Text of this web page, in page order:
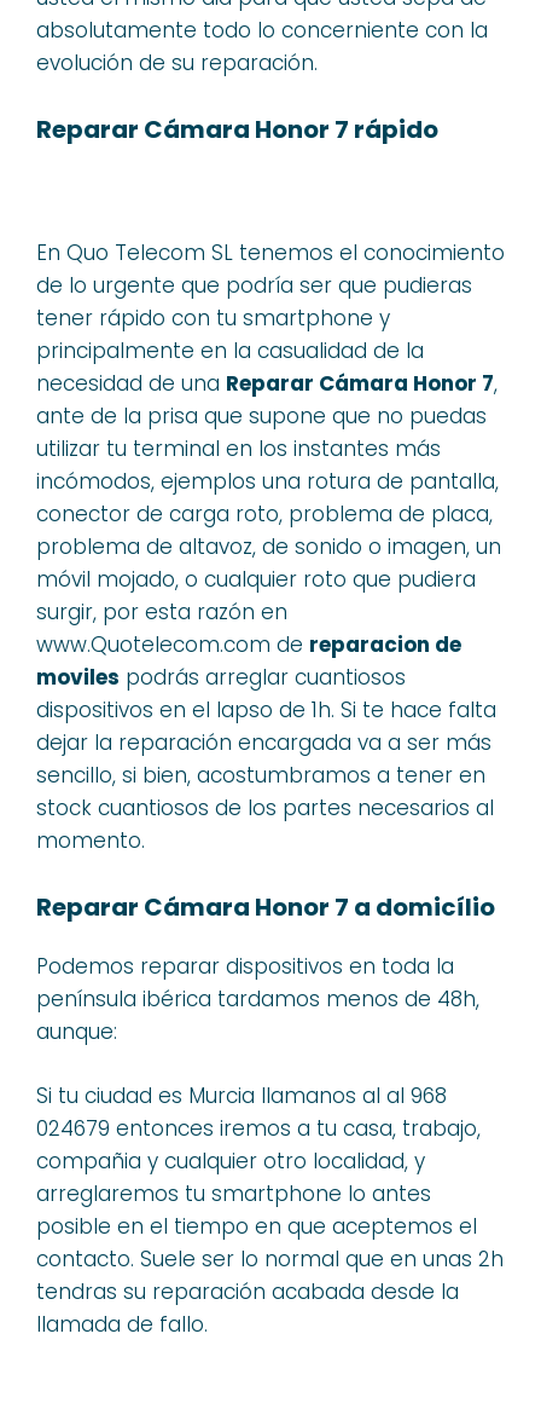
absolutamente todo lo concerniente con la
evolución de su reparación.
Reparar Cámara Honor 7 rápido
En Quo Telecom SL tenemos el conocimiento
de lo urgente que podría ser que pudieras
tener rápido con tu smartphone y
principalmente en la casualidad de la
necesidad de una Reparar Cámara Honor 7,
ante de la prisa que supone que no puedas
utilizar tu terminal en los instantes más
incómodos, ejemplos una rotura de pantalla,
conector de carga roto, problema de placa,
problema de altavoz, de sonido o imagen, un
móvil mojado, o cualquier roto que pudiera
surgir, por esta razón en
www.Quotelecom.com de reparacion de
moviles podrás arreglar cuantiosos
dispositivos en el lapso de 1h. Si te hace falta
dejar la reparación encargada va a ser más
sencillo, si bien, acostumbramos a tener en
stock cuantiosos de los partes necesarios al
momento.
Reparar Cámara Honor 7 a domicílio
Podemos reparar dispositivos en toda la
península ibérica tardamos menos de 48h,
aunque:
Si tu ciudad es Murcia llamanos al al 968
024679 entonces iremos a tu casa, trabajo,
compañia y cualquier otro localidad, y
arreglaremos tu smartphone lo antes
posible en el tiempo en que aceptemos el
contacto. Suele ser lo normal que en unas 2h
tendras su reparación acabada desde la
llamada de fallo.